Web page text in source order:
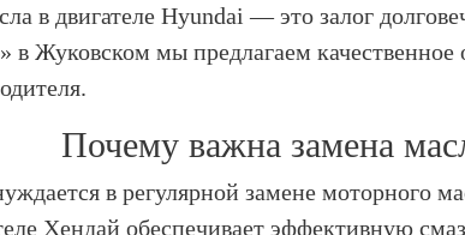
в двигателе Hyundai — это залог
в Жуковском мы предлагаем
Почему важна замена
в регулярной замене моторного
Хендай обеспечивает эффективную